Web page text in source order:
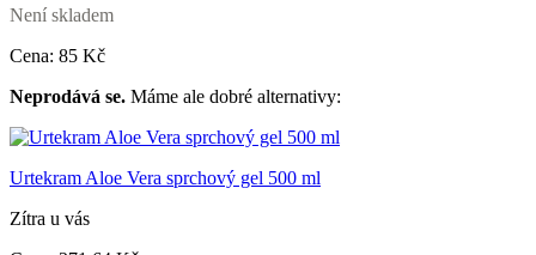
Není skladem
Cena: 85 Kč
Neprodává se. Máme ale dobré alternativy:
Urtekram Aloe Vera sprchový gel 500 ml
Zítra u vás